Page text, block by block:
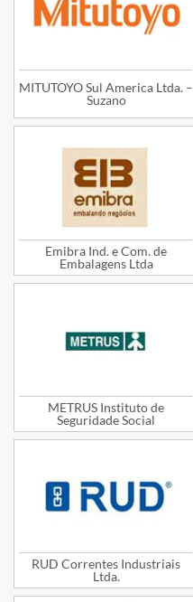
MITUTOYO Sul America Ltda. –
Suzano
Emibra Ind. e Com. de
Embalagens Ltda
METRUS Instituto de
Seguridade Social
RUD Correntes Industriais
Ltda.